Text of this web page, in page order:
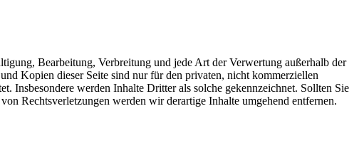
Bearbeitung, Verbreitung und jede Art der Verwertung außerhalb der
Kopien dieser Seite sind nur für den privaten, nicht kommerziellen
Insbesondere werden Inhalte Dritter als solche gekennzeichnet. Sollten Sie
Rechtsverletzungen werden wir derartige Inhalte umgehend entfernen.